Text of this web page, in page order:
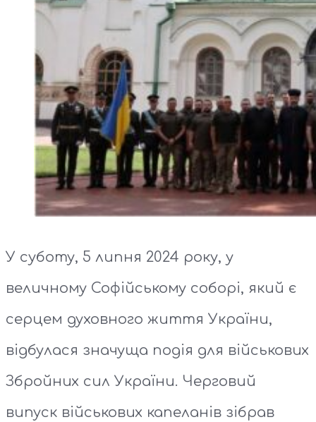
У суботу, 5 липня 2024 року, у
величному Софійському соборі, який є
серцем духовного життя України,
відбулася значуща подія для військових
Збройних сил України. Черговий
випуск військових капеланів зібрав